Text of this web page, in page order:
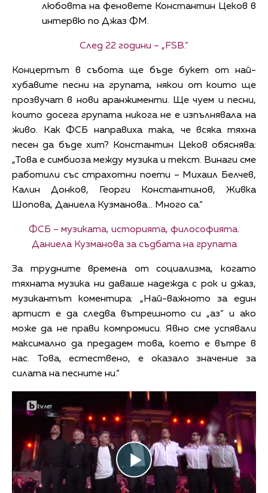
любовта на феновете Константин Цеков в
интервю по Джаз ФМ.
След 22 години – „FSB.”
Концертът в събота ще бъде букет от най-
хубавите песни на групата, някои от които ще
прозвучат в нови аранжименти. Ще чуем и песни,
които досега групата никога не е изпълнявала на
живо. Как ФСБ направиха така, че всяка тяхна
песен да бъде хит? Константин Цеков обяснява:
„Това е симбиоза между музика и текст. Винаги сме
работили със страхотни поети – Михаил Белчев,
Калин Донков, Георги Константинов, Живка
Шопова, Даниела Кузманова... Много са.“
ФСБ – музиката, историята, философията.
Даниела Кузманова за съдбата на групата
За трудните времена от социализма, когато
тяхната музика ни даваше надежда с рок и джаз,
музикантът коментира: „Най-важното за един
артист е да следва вътрешното си „аз“ и ако
може да не прави компромиси. Явно сме успявали
максимално да предадем това, което е вътре в
нас. Това, естествено, е оказало значение за
силата на песните ни.“